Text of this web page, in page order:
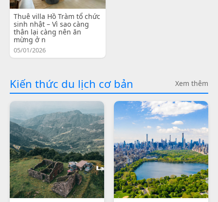
Thuê villa Hồ Tràm tổ chức
sinh nhật – Vì sao càng
thân lại càng nên ăn
mừng ở n
05/01/2026
Kiến thức du lịch cơ bản Xem thêm